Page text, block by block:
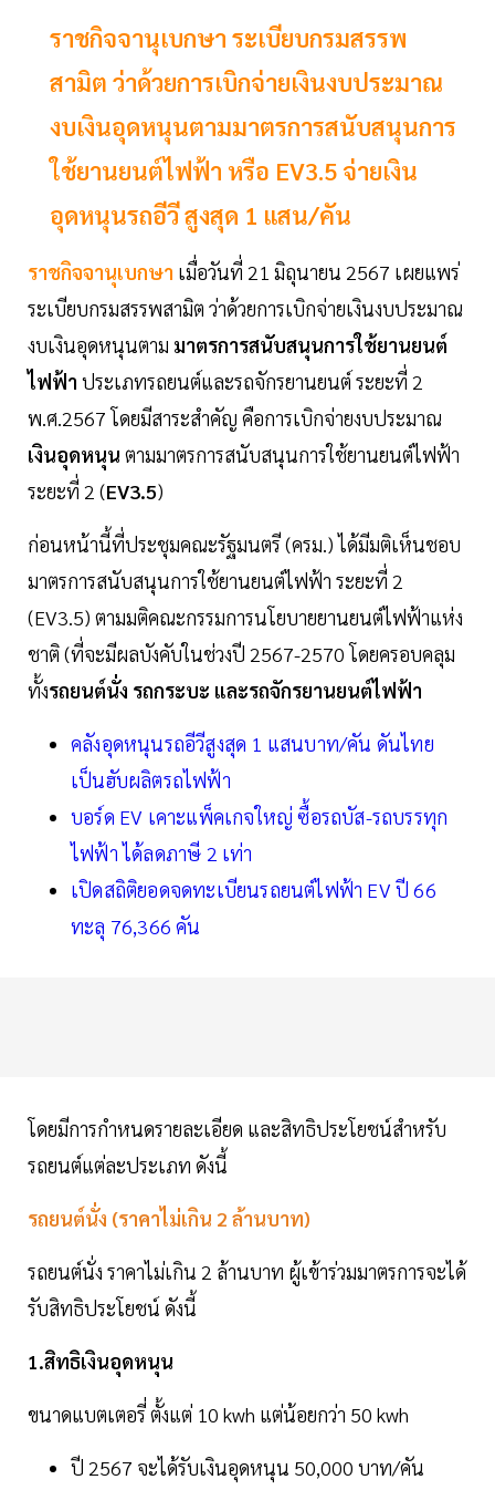
ราชกิจจานุเบกษา ระเบียบกรมสรรพ
สามิต ว่าด้วยการเบิกจ่ายเงินงบประมาณ
งบเงินอุดหนุนตามมาตรการสนับสนุนการ
ใช้ยานยนต์ไฟฟ้า หรือ EV3.5 จ่ายเงิน
อุดหนุนรถอีวี สูงสุด 1 แสน/คัน
ราชกิจจานุเบกษา เมื่อวันที่ 21 มิถุนายน 2567 เผยแพร่
ระเบียบกรมสรรพสามิต ว่าด้วยการเบิกจ่ายเงินงบประมาณ
งบเงินอุดหนุนตาม มาตรการสนับสนุนการใช้ยานยนต์
ไฟฟ้า ประเภทรถยนต์และรถจักรยานยนต์ ระยะที่ 2
พ.ศ.2567 โดยมีสาระสำคัญ คือการเบิกจ่ายงบประมาณ
เงินอุดหนุน ตามมาตรการสนับสนุนการใช้ยานยนต์ไฟฟ้า
ระยะที่ 2 (EV3.5)
ก่อนหน้านี้ที่ประชุมคณะรัฐมนตรี (ครม.) ได้มีมติเห็นชอบ
มาตรการสนับสนุนการใช้ยานยนต์ไฟฟ้า ระยะที่ 2
(EV3.5) ตามมติคณะกรรมการนโยบายยานยนต์ไฟฟ้าแห่ง
ชาติ (ที่จะมีผลบังคับในช่วงปี 2567-2570 โดยครอบคลุม
ทั้งรถยนต์นั่ง รถกระบะ และรถจักรยานยนต์ไฟฟ้า
คลังอุดหนุนรถอีวีสูงสุด 1 แสนบาท/คัน ดันไทย
เป็นฮับผลิตรถไฟฟ้า
บอร์ด EV เคาะแพ็คเกจใหญ่ ซื้อรถบัส-รถบรรทุก
ไฟฟ้า ได้ลดภาษี 2 เท่า
เปิดสถิติยอดจดทะเบียนรถยนต์ไฟฟ้า EV ปี 66
ทะลุ 76,366 คัน
โดยมีการกำหนดรายละเอียด และสิทธิประโยชน์สำหรับ
รถยนต์แต่ละประเภท ดังนี้
รถยนต์นั่ง (ราคาไม่เกิน 2 ล้านบาท)
รถยนต์นั่ง ราคาไม่เกิน 2 ล้านบาท ผู้เข้าร่วมมาตรการจะได้
รับสิทธิประโยชน์ ดังนี้
1.สิทธิเงินอุดหนุน
ขนาดแบตเตอรี่ ตั้งแต่ 10 kwh แต่น้อยกว่า 50 kwh
ปี 2567 จะได้รับเงินอุดหนุน 50,000 บาท/คัน